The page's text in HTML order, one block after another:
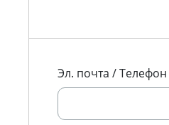
Эл. почта / Телефон